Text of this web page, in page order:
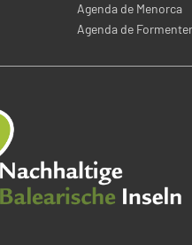
Agenda de Menorca
Agenda de